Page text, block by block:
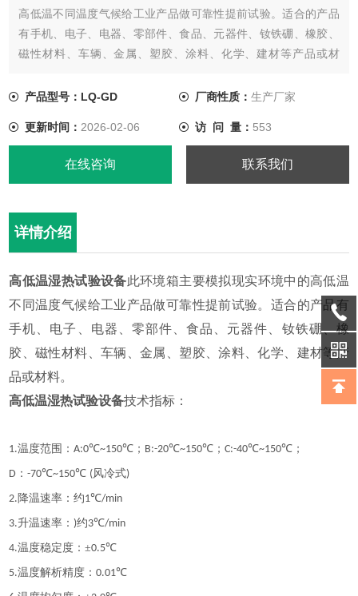
高低温不同温度气候给工业产品做可靠性提前试验。适合的产品
有手机、电子、电器、零部件、食品、元器件、钕铁硼、橡胶、
磁性材料、车辆、金属、塑胶、涂料、化学、建材等产品或材
产品型号：LQ-GD
厂商性质： 生产厂家
更新时间： 2026-02-06 访 问 量： 553
在线咨询 联系我们
详情介绍
高低温湿热试验设备此环境箱主要模拟现实环境中的高低温
不同温度气候给工业产品做可靠性提前试验。适合的产品有
手机、电子、电器、零部件、食品、元器件、钕铁硼、橡
胶、磁性材料、车辆、金属、塑胶、涂料、化学、建材等产
品或材料。
高低温湿热试验设备技术指标：
1.温度范围：A:0℃~150℃； B:-20℃~150℃；C:-40℃~150℃；
D ：-70℃~150℃ (风冷式)
2. 降温速率 ：约1℃/min
3.升温速率 ：)约3℃/min
4.温度稳定度 ：±0.5℃
5.温度解析精度 ：0.01℃